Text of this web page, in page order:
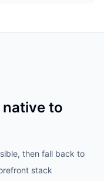
to
then fall back to
stack